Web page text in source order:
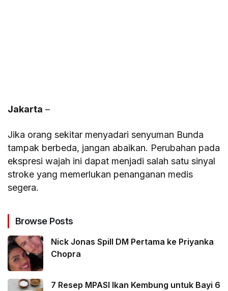
Jakarta –
Jika orang sekitar menyadari senyuman Bunda
tampak berbeda, jangan abaikan. Perubahan pada
ekspresi wajah ini dapat menjadi salah satu sinyal
stroke yang memerlukan penanganan medis
segera.
Browse Posts
Nick Jonas Spill DM Pertama ke Priyanka
Chopra
7 Resep MPASI Ikan Kembung untuk Bayi 6